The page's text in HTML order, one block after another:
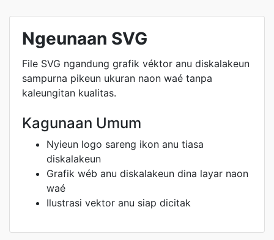
Ngeunaan SVG
File SVG ngandung grafik véktor anu diskalakeun
sampurna pikeun ukuran naon waé tanpa
kaleungitan kualitas.
Kagunaan Umum
Nyieun logo sareng ikon anu tiasa
diskalakeun
Grafik wéb anu diskalakeun dina layar naon
waé
Ilustrasi vektor anu siap dicitak